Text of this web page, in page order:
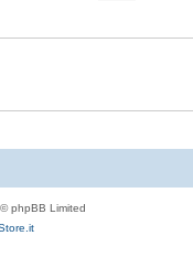
phpBB Limited